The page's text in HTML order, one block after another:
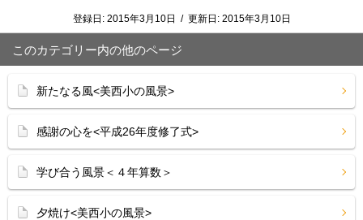
登録日: 2015年3月10日 / 更新日: 2015年3月10日
このカテゴリー内の他のページ
新たなる風<美西小の風景>
感謝の心を<平成26年度修了式>
学び合う風景＜４年算数＞
夕焼け<美西小の風景>